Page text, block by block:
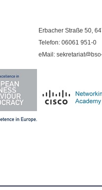
Erbacher Straße 50,
Telefon: 06061 951-0
eMail: